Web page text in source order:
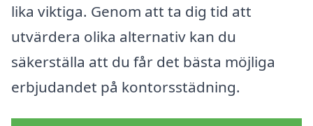
lika viktiga. Genom att ta dig tid att
utvärdera olika alternativ kan du
säkerställa att du får det bästa möjliga
erbjudandet på kontorsstädning.